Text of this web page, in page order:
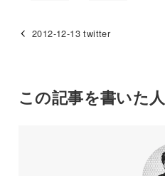
2012-12-13 twitter
この記事を書いた人